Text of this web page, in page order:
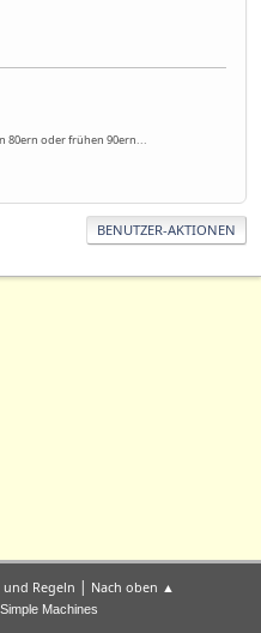
80ern oder frühen 90ern...
BENUTZER-AKTIONEN
Regeln | Nach oben ▲
Simple Machines